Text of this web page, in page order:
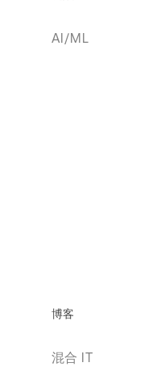
AI/ML
博客
混合 IT